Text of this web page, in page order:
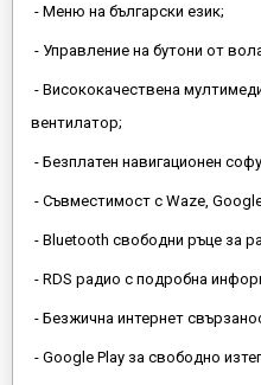
- Меню на български език;
- Управление на бутони от
- Висококачествена
вентилатор;
- Безплатен навигационен
- Съвместимост с Waze,
- Bluetooth свободни ръце за
- RDS радио с подробна
- Безжична интернет
- Google Play за свободно